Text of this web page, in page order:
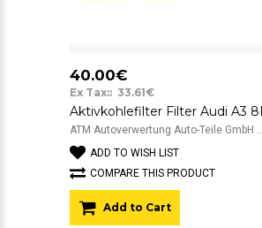
40.00€
Ex Tax:: 33.61€
ATM Autoverwertung Auto-Teile GmbH ..
ADD TO WISH LIST
COMPARE THIS PRODUCT
Add to Cart